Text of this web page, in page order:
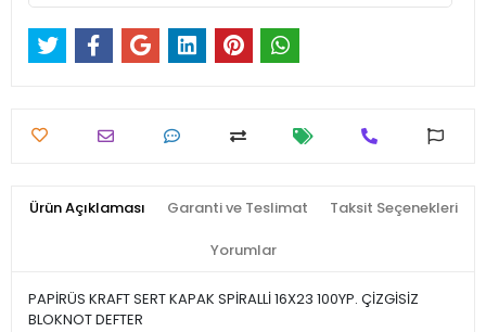
Ürün Açıklaması Garanti ve Teslimat Taksit Seçenekleri
Yorumlar
PAPİRÜS KRAFT SERT KAPAK SPİRALLİ 16X23 100YP. ÇİZGİSİZ
BLOKNOT DEFTER